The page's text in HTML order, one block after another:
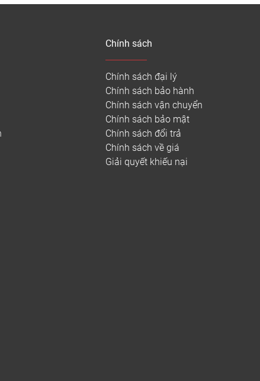
giả đá, giả thảm khi thi công cần sử dụng
Chính sách
Chính sách đại lý
Chính sách bảo hành
Chính sách vận chuyển
Chính sách bảo mật
Chính sách đổi trả
Chính sách về giá
Giải quyết khiếu nại